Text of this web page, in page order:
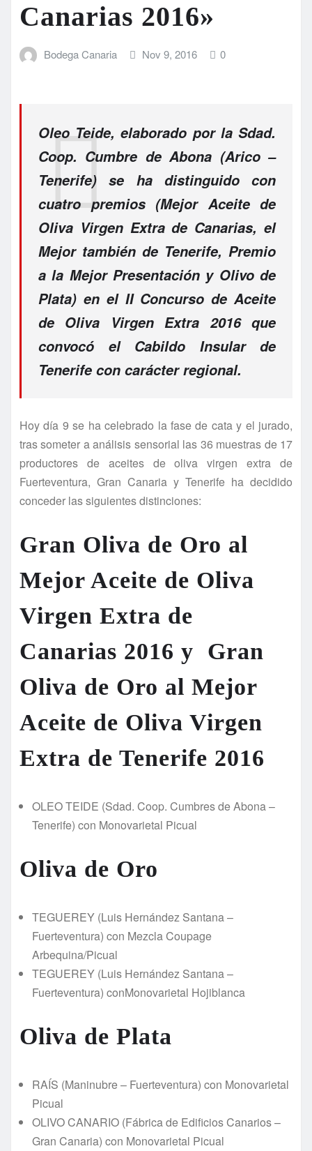
Canarias 2016»
Bodega Canaria Nov 9, 2016 0
Oleo Teide, elaborado por la Sdad.
Coop. Cumbre de Abona (Arico –
Tenerife) se ha distinguido con
cuatro premios (Mejor Aceite de
Oliva Virgen Extra de Canarias, el
Mejor también de Tenerife, Premio
a la Mejor Presentación y Olivo de
Plata) en el II Concurso de Aceite
de Oliva Virgen Extra 2016 que
convocó el Cabildo Insular de
Tenerife con carácter regional.
Hoy día 9 se ha celebrado la fase de cata y el jurado,
tras someter a análisis sensorial las 36 muestras de 17
productores de aceites de oliva virgen extra de
Fuerteventura, Gran Canaria y Tenerife ha decidido
conceder las siguientes distinciones:
Gran Oliva de Oro al
Mejor Aceite de Oliva
Virgen Extra de
Canarias 2016 y Gran
Oliva de Oro al Mejor
Aceite de Oliva Virgen
Extra de Tenerife 2016
OLEO TEIDE (Sdad. Coop. Cumbres de Abona –
Tenerife) con Monovarietal Picual
Oliva de Oro
TEGUEREY (Luis Hernández Santana –
Fuerteventura) con Mezcla Coupage
Arbequina/Picual
TEGUEREY (Luis Hernández Santana –
Fuerteventura) conMonovarietal Hojiblanca
Oliva de Plata
RAÍS (Maninubre – Fuerteventura) con Monovarietal
Picual
OLIVO CANARIO (Fábrica de Edificios Canarios –
Gran Canaria) con Monovarietal Picual